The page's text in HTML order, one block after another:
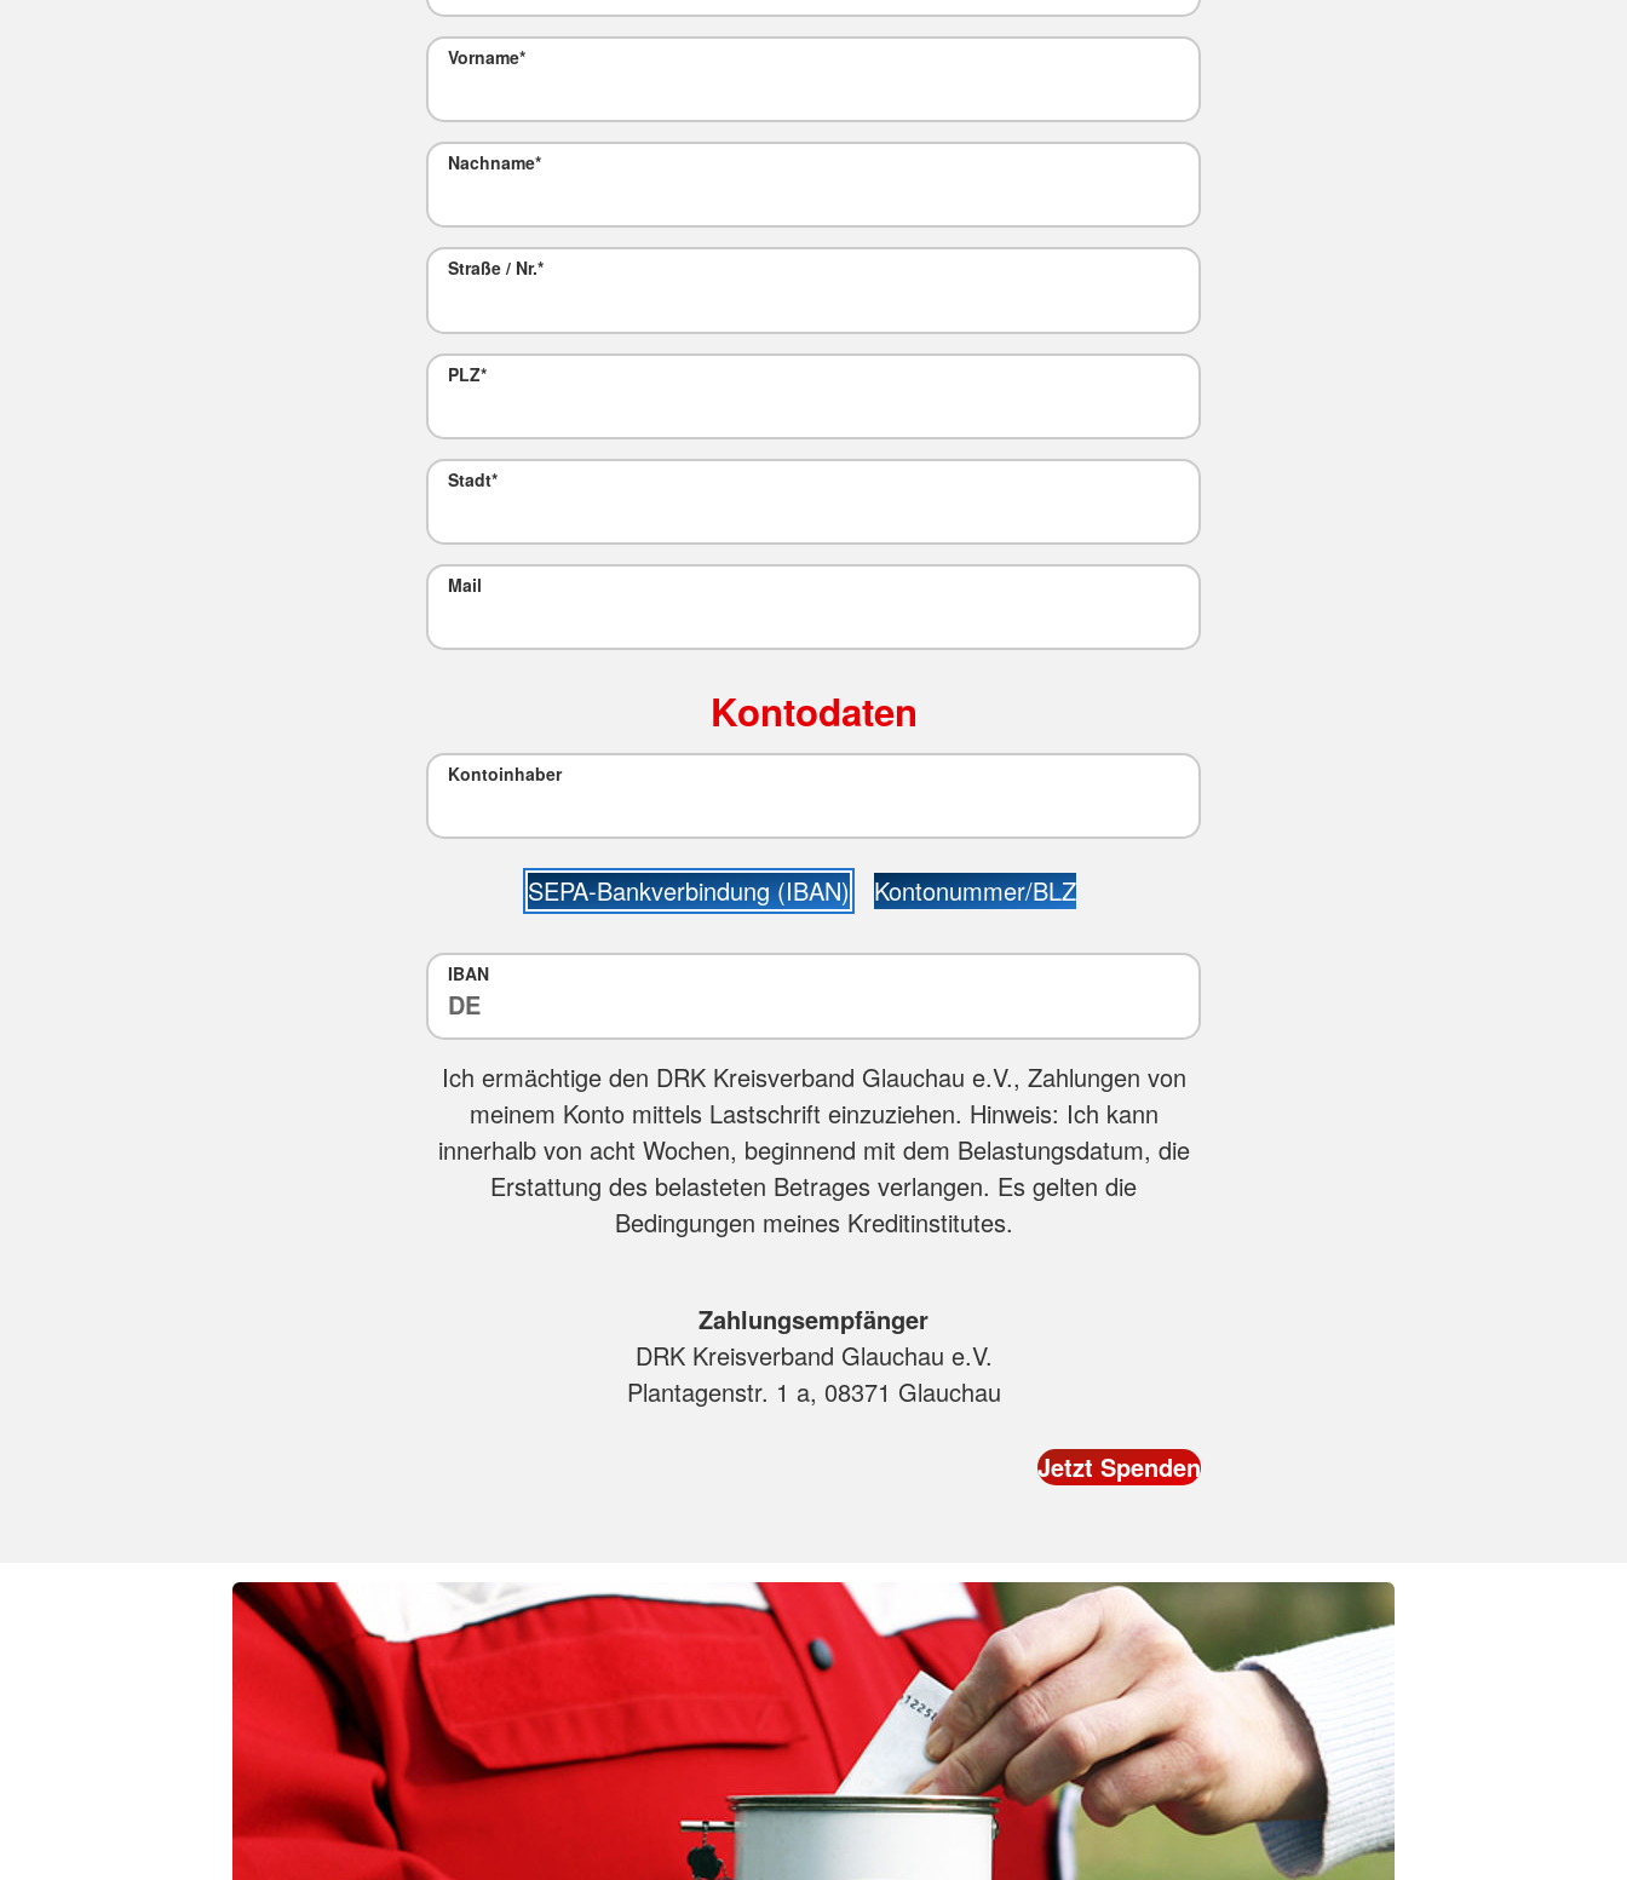
Vorname*
Nachname*
Straße / Nr.*
PLZ*
Stadt*
Mail
Kontodaten
Kontoinhaber
SEPA-Bankverbindung (IBAN) Kontonummer/BLZ
IBAN
Ich ermächtige den DRK Kreisverband Glauchau e.V., Zahlungen von
meinem Konto mittels Lastschrift einzuziehen. Hinweis: Ich kann
innerhalb von acht Wochen, beginnend mit dem Belastungsdatum, die
Erstattung des belasteten Betrages verlangen. Es gelten die
Bedingungen meines Kreditinstitutes.
Zahlungsempfänger
DRK Kreisverband Glauchau e.V.
Plantagenstr. 1 a, 08371 Glauchau